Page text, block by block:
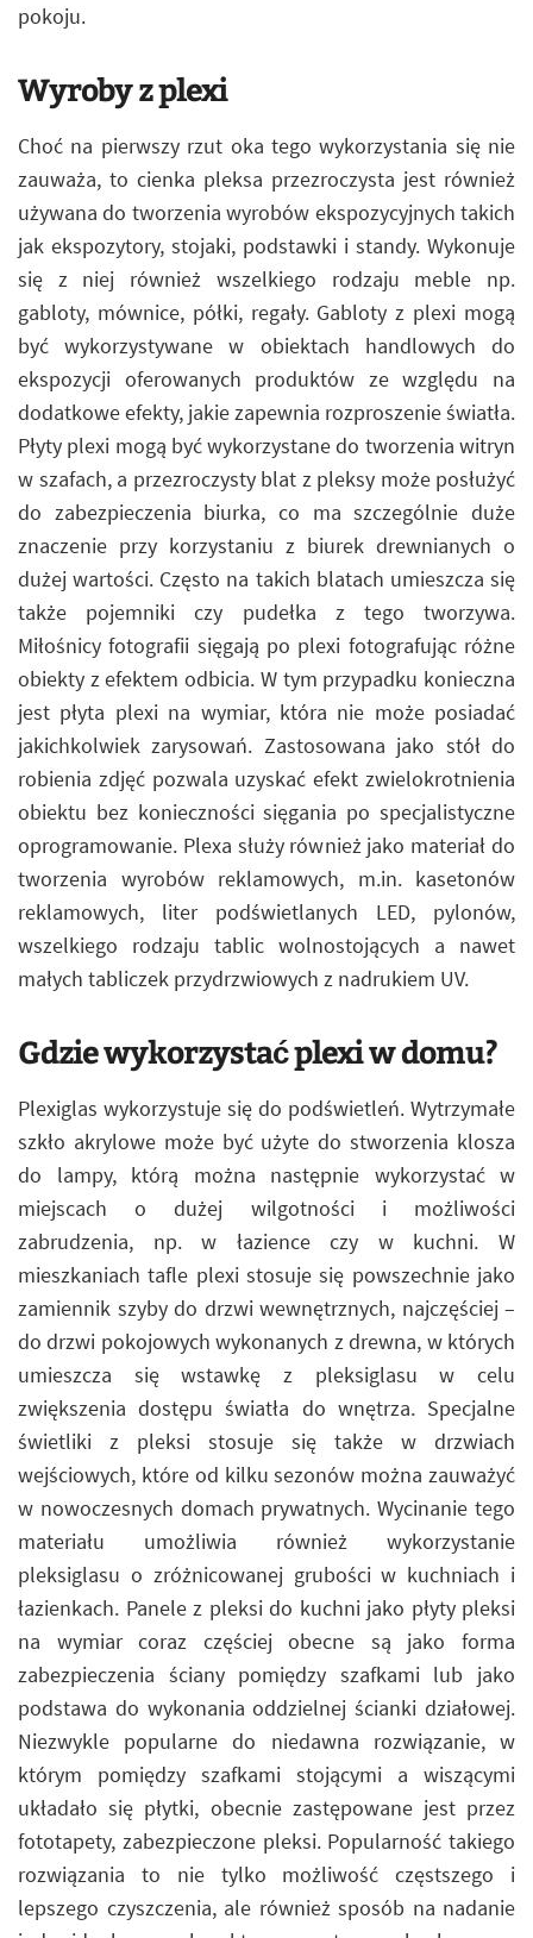
pokoju.
Wyroby z plexi
Choć na pierwszy rzut oka tego wykorzystania się nie
zauważa, to cienka pleksa przezroczysta jest również
używana do tworzenia wyrobów ekspozycyjnych takich
jak ekspozytory, stojaki, podstawki i standy. Wykonuje
się z niej również wszelkiego rodzaju meble np.
gabloty, mównice, półki, regały. Gabloty z plexi mogą
być wykorzystywane w obiektach handlowych do
ekspozycji oferowanych produktów ze względu na
dodatkowe efekty, jakie zapewnia rozproszenie światła.
Płyty plexi mogą być wykorzystane do tworzenia witryn
w szafach, a przezroczysty blat z pleksy może posłużyć
do zabezpieczenia biurka, co ma szczególnie duże
znaczenie przy korzystaniu z biurek drewnianych o
dużej wartości. Często na takich blatach umieszcza się
także pojemniki czy pudełka z tego tworzywa.
Miłośnicy fotografii sięgają po plexi fotografując różne
obiekty z efektem odbicia. W tym przypadku konieczna
jest płyta plexi na wymiar, która nie może posiadać
jakichkolwiek zarysowań. Zastosowana jako stół do
robienia zdjęć pozwala uzyskać efekt zwielokrotnienia
obiektu bez konieczności sięgania po specjalistyczne
oprogramowanie. Plexa służy również jako materiał do
tworzenia wyrobów reklamowych, m.in. kasetonów
reklamowych, liter podświetlanych LED, pylonów,
wszelkiego rodzaju tablic wolnostojących a nawet
małych tabliczek przydrzwiowych z nadrukiem UV.
Gdzie wykorzystać plexi w domu?
Plexiglas wykorzystuje się do podświetleń. Wytrzymałe
szkło akrylowe może być użyte do stworzenia klosza
do lampy, którą można następnie wykorzystać w
miejscach o dużej wilgotności i możliwości
zabrudzenia, np. w łazience czy w kuchni. W
mieszkaniach tafle plexi stosuje się powszechnie jako
zamiennik szyby do drzwi wewnętrznych, najczęściej –
do drzwi pokojowych wykonanych z drewna, w których
umieszcza się wstawkę z pleksiglasu w celu
zwiększenia dostępu światła do wnętrza. Specjalne
świetliki z pleksi stosuje się także w drzwiach
wejściowych, które od kilku sezonów można zauważyć
w nowoczesnych domach prywatnych. Wycinanie tego
materiału umożliwia również wykorzystanie
pleksiglasu o zróżnicowanej grubości w kuchniach i
łazienkach. Panele z pleksi do kuchni jako płyty pleksi
na wymiar coraz częściej obecne są jako forma
zabezpieczenia ściany pomiędzy szafkami lub jako
podstawa do wykonania oddzielnej ścianki działowej.
Niezwykle popularne do niedawna rozwiązanie, w
którym pomiędzy szafkami stojącymi a wiszącymi
układało się płytki, obecnie zastępowane jest przez
fototapety, zabezpieczone pleksi. Popularność takiego
rozwiązania to nie tylko możliwość częstszego i
lepszego czyszczenia, ale również sposób na nadanie